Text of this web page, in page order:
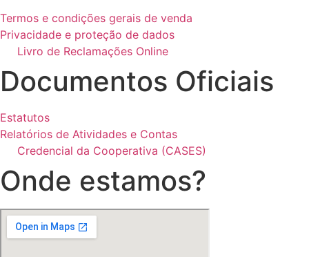
Termos e condições gerais de venda
Privacidade e proteção de dados
Livro de Reclamações Online
Documentos Oficiais
Estatutos
Relatórios de Atividades e Contas
Credencial da Cooperativa (CASES)
Onde estamos?